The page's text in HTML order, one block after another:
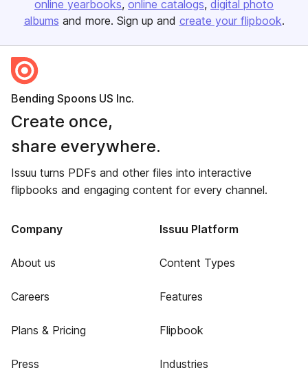
online yearbooks online catalogs digital photo
albums and more. Sign up and create your flipbook.
Bending Spoons US Inc.
Create once,
share everywhere.
Issuu turns PDFs and other files into interactive
flipbooks and engaging content for every channel.
Company
About us
Careers
Plans & Pricing
Press
Issuu Platform
Content Types
Features
Flipbook
Industries